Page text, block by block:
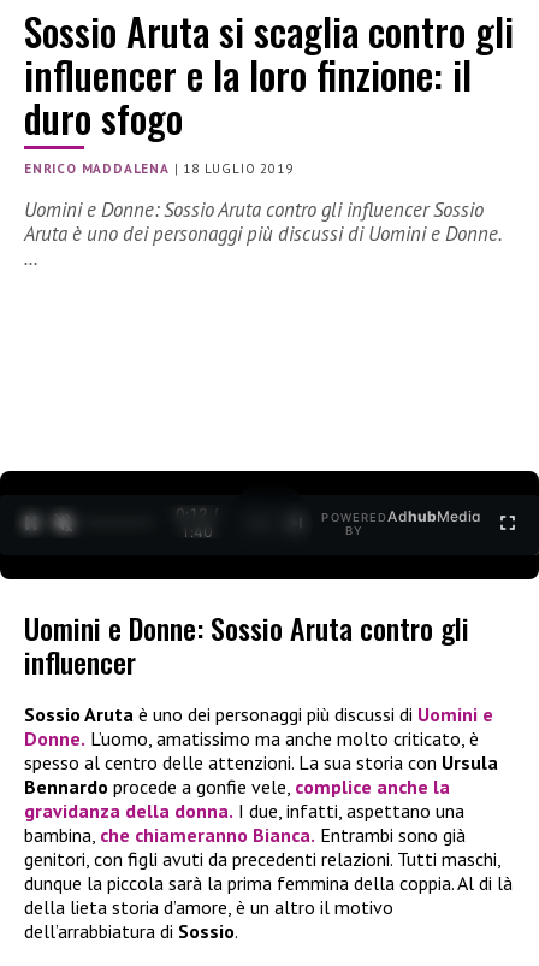
Sossio Aruta si scaglia contro gli
influencer e la loro finzione: il
duro sfogo
ENRICO MADDALENA | 18 LUGLIO 2019
Uomini e Donne: Sossio Aruta contro gli influencer Sossio
Aruta è uno dei personaggi più discussi di Uomini e Donne.
…
0:12 /
1:40
POWERED
BY
AdhubMedia
Uomini e Donne: Sossio Aruta contro gli
influencer
Sossio Aruta è uno dei personaggi più discussi di Uomini e
Donne. L’uomo, amatissimo ma anche molto criticato, è
spesso al centro delle attenzioni. La sua storia con Ursula
Bennardo procede a gonfie vele, complice anche la
gravidanza della donna. I due, infatti, aspettano una
bambina, che chiameranno Bianca. Entrambi sono già
genitori, con figli avuti da precedenti relazioni. Tutti maschi,
dunque la piccola sarà la prima femmina della coppia. Al di là
della lieta storia d’amore, è un altro il motivo
dell’arrabbiatura di Sossio.